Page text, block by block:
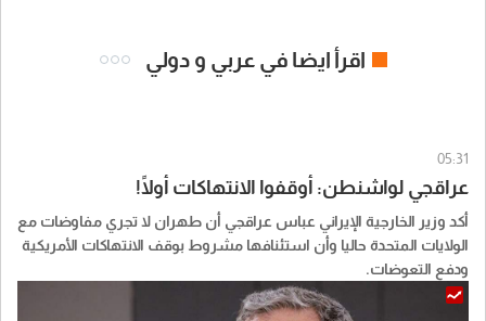
اقرأ ايضا في عربي و دولي
05:31
عراقجي لواشنطن: أوقفوا الانتهاكات أولًا!
أكد وزير الخارجية الإيراني عباس عراقجي أن طهران لا تجري مفاوضات مع
الولايات المتحدة حاليا وأن استئنافها مشروط بوقف الانتهاكات الأمريكية
ودفع التعوضات.